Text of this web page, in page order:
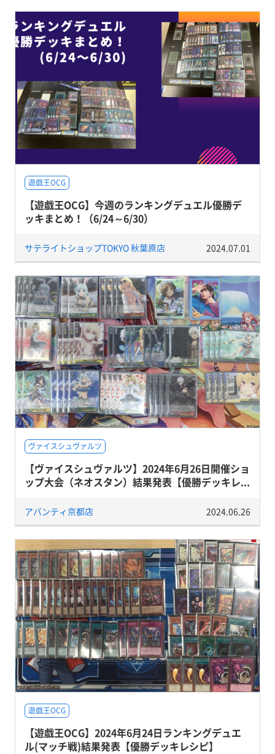
遊戯王OCG
【遊戯王OCG】今週のランキングデュエル優勝デ
ッキまとめ！（6/24～6/30）
サテライトショップTOKYO 秋葉原店 2024.07.01
ヴァイスシュヴァルツ
【ヴァイスシュヴァルツ】2024年6月26日開催ショ
ップ大会（ネオスタン）結果発表【優勝デッキレ...
アバンティ京都店 2024.06.26
遊戯王OCG
【遊戯王OCG】2024年6月24日ランキングデュエ
ル(マッチ戦)結果発表【優勝デッキレシピ】